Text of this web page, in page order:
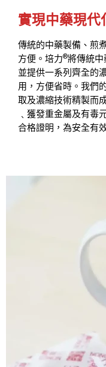
實現中藥現代
傳統的中藥製備、煎
方便。培力®將傳統中
並提供一系列齊全的
用，方便省時。我們
取及濃縮技術精製而
﹑獲發重金屬及有毒
合格證明，為安全有